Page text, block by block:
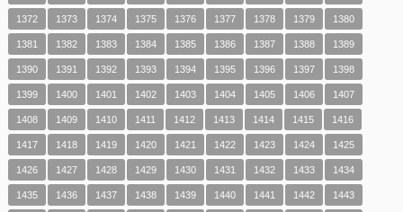
1372 1373 1374 1375 1376 1377 1378 1379 1380
1381 1382 1383 1384 1385 1386 1387 1388 1389
1390 1391 1392 1393 1394 1395 1396 1397 1398
1399 1400 1401 1402 1403 1404 1405 1406 1407
1408 1409 1410 1411 1412 1413 1414 1415 1416
1417 1418 1419 1420 1421 1422 1423 1424 1425
1426 1427 1428 1429 1430 1431 1432 1433 1434
1435 1436 1437 1438 1439 1440 1441 1442 1443